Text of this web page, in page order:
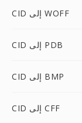
CID إلى WOFF
CID إلى PDB
CID إلى BMP
CID إلى CFF